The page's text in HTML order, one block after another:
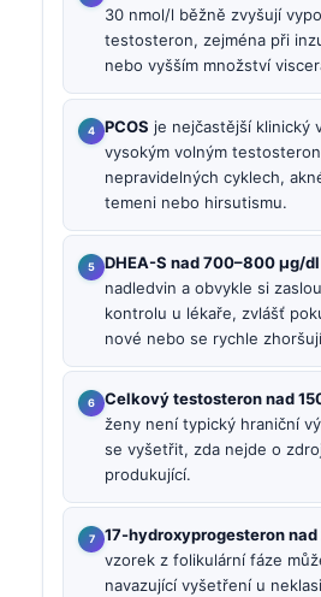
30 nmol/l běžně zvyšují
testosteron, zejména při
nebo vyšším množství
PCOS je nejčastější klinický
vysokým volným
nepravidelných cyklech,
temeni nebo hirsutismu.
DHEA-S nad 700–800 µg/dl
nadledvin a obvykle si
kontrolu u lékaře, zvlášť
nové nebo se rychle
Celkový testosteron nad
ženy není typický hraniční
se vyšetřit, zda nejde o
produkující.
17-hydroxyprogesteron
vzorek z folikulární fáze
navazující vyšetření u